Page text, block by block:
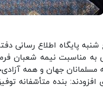
شنبه پایگاه اطلاع رسانی
به مناسبت نیمه شعبان
مسلمانان جهان و همه‌
افزودند: بنده متأسّفانه